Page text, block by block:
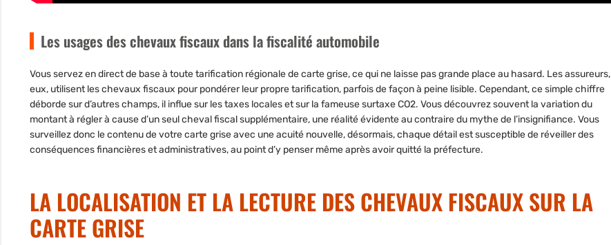
Les usages des chevaux fiscaux dans la fiscalité automobile
Vous servez en direct de base à toute tarification régionale de carte grise, ce qui ne laisse pas grande place au hasard. Les assureurs,
eux, utilisent les chevaux fiscaux pour pondérer leur propre tarification, parfois de façon à peine lisible. Cependant, ce simple chiffre
déborde sur d’autres champs, il influe sur les taxes locales et sur la fameuse surtaxe CO2. Vous découvrez souvent la variation du
montant à régler à cause d’un seul cheval fiscal supplémentaire, une réalité évidente au contraire du mythe de l’insignifiance. Vous
surveillez donc le contenu de votre carte grise avec une acuité nouvelle, désormais, chaque détail est susceptible de réveiller des
conséquences financières et administratives, au point d’y penser même après avoir quitté la préfecture.
LA LOCALISATION ET LA LECTURE DES CHEVAUX FISCAUX SUR LA
CARTE GRISE